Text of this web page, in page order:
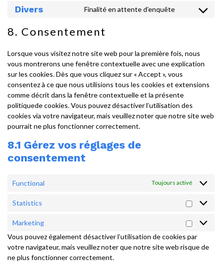
service
Divers Finalité en attente d’enquête
Consent
8. Consentement
Lorsque vous visitez notre site web pour la première fois, nous
vous montrerons une fenêtre contextuelle avec une explication
sur les cookies. Dès que vous cliquez sur « Accept », vous
consentez à ce que nous utilisions tous les cookies et extensions
comme décrit dans la fenêtre contextuelle et la présente
politiquede cookies. Vous pouvez désactiver l’utilisation des
cookies via votre navigateur, mais veuillez noter que notre site web
pourrait ne plus fonctionner correctement.
8.1 Gérez vos réglages de
consentement
Functional Toujours activé
Statistics
Marketing
Vous pouvez également désactiver l’utilisation de cookies par
votre navigateur, mais veuillez noter que notre site web risque de
ne plus fonctionner correctement.